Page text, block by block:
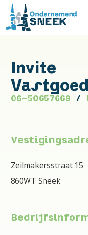
Invite
06-50657669
Zeilmakersstraat 15
860WT Sneek